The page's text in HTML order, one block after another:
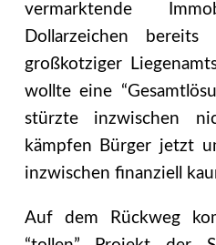
vermarktende
Dollarzeichen
großkotziger
wollte eine
stürzte inzwischen
kämpfen Bürger jetzt
inzwischen finanziell
Auf dem Rückweg